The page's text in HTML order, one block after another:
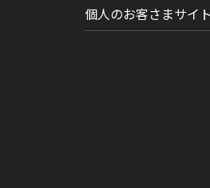
個人のお客さまサイ